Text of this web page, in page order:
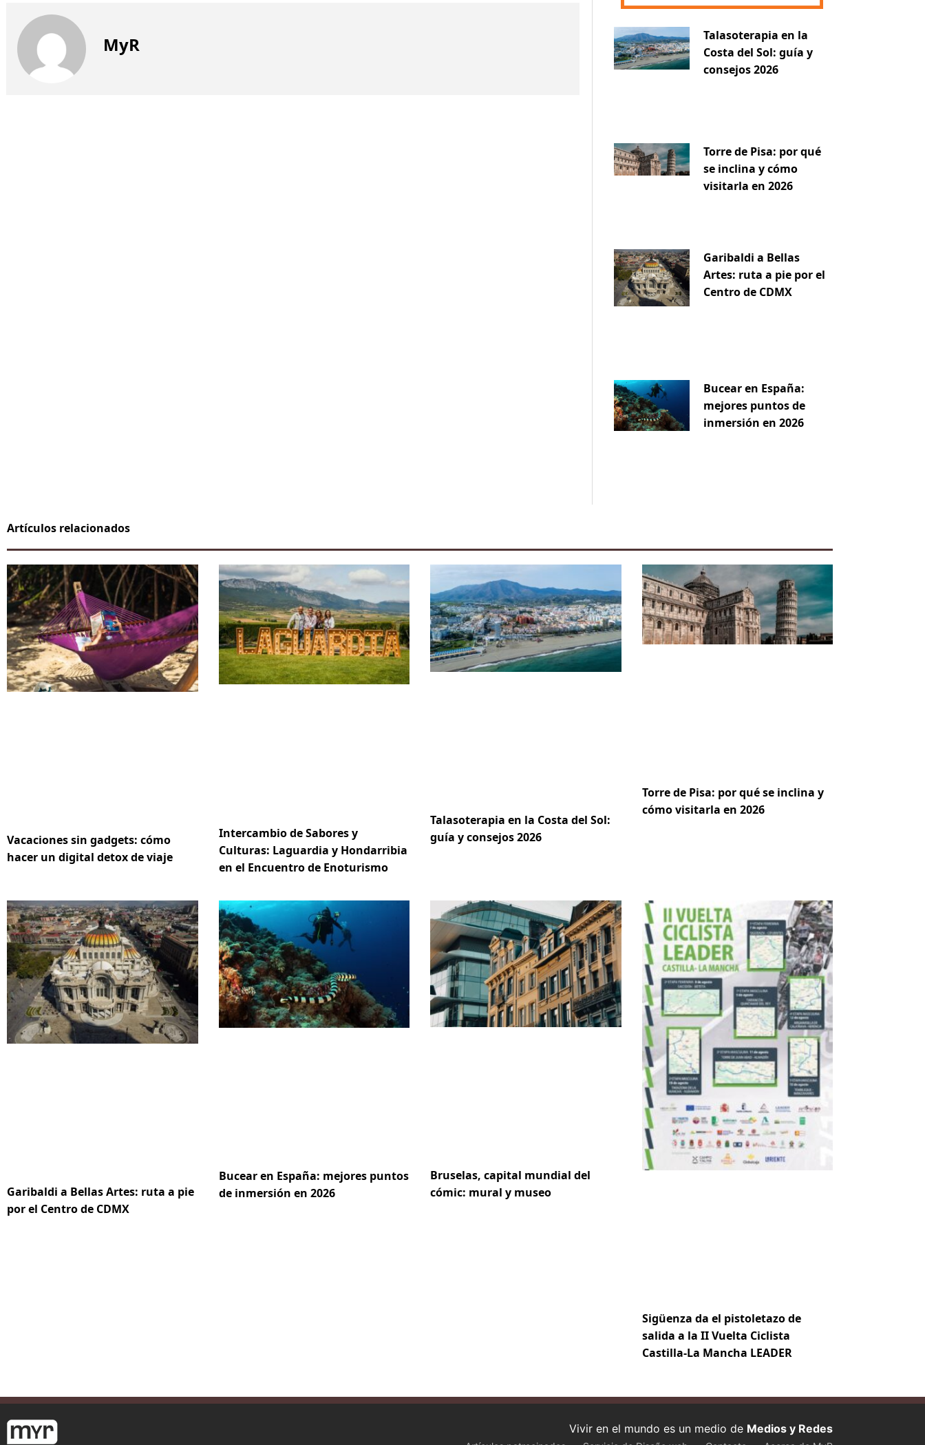
MyR
Talasoterapia en la
Costa del Sol: guía y
consejos 2026
Torre de Pisa: por qué
se inclina y cómo
visitarla en 2026
Garibaldi a Bellas
Artes: ruta a pie por el
Centro de CDMX
Bucear en España:
mejores puntos de
inmersión en 2026
Artículos relacionados
Vacaciones sin gadgets: cómo
hacer un digital detox de viaje
Intercambio de Sabores y
Culturas: Laguardia y Hondarribia
en el Encuentro de Enoturismo
Talasoterapia en la Costa del Sol:
guía y consejos 2026
Torre de Pisa: por qué se inclina y
cómo visitarla en 2026
Garibaldi a Bellas Artes: ruta a pie
por el Centro de CDMX
Bucear en España: mejores puntos
de inmersión en 2026
Bruselas, capital mundial del
cómic: mural y museo
Sigüenza da el pistoletazo de
salida a la II Vuelta Ciclista
Castilla-La Mancha LEADER
Vivir en el mundo es un medio de Medios y Redes